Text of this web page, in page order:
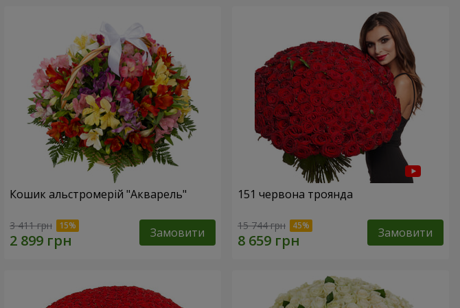
Кошик альстромерій "Акварель"
3 411 грн Замовити
151 червона троянда
15 744 грн Замовити